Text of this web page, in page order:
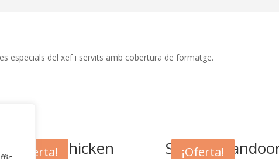
especials del xef i servits amb cobertura de formatge.
¡Oferta!Chicken ¡Oferta!
Salmon